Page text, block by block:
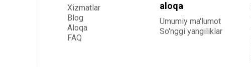
Xizmatlar
Blog
Aloqa
FAQ
aloqa
Umumiy ma'lumot
So'nggi yangiliklar